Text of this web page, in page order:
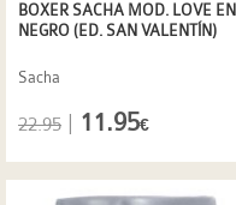
BOXER SACHA MOD. LOVE EN
NEGRO (ED. SAN VALENTÍN)
Sacha
22.95 11.95€